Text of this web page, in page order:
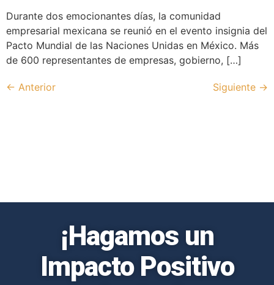
Durante dos emocionantes días, la comunidad
empresarial mexicana se reunió en el evento insignia del
Pacto Mundial de las Naciones Unidas en México. Más
de 600 representantes de empresas, gobierno, […]
← Anterior Siguiente →
¡Hagamos un
Impacto Positivo